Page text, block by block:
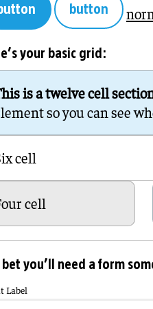
button
your basic grid:
is a twelve cell
so you can see
cell
cell
bet you’ll need a form
Label